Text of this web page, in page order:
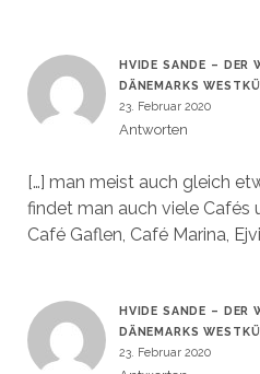
HVIDE SANDE – DER
DÄNEMARKS
23. Februar 2020
Antworten
[…] man meist auch gleich
findet man auch viele Cafés
Café Gaflen, Café Marina,
HVIDE SANDE – DER
DÄNEMARKS
23. Februar 2020